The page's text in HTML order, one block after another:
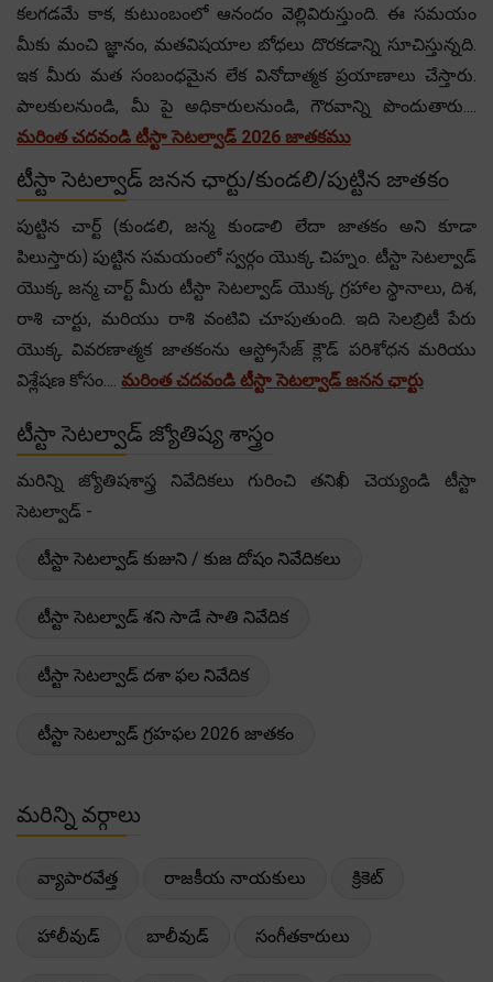
కలగడమే కాక, కుటుంబంలో ఆనందం వెల్లివిరుస్తుంది. ఈ సమయం
మీకు మంచి జ్ఞానం, మతవిషయాల బోధలు దొరకడాన్ని సూచిస్తున్నది.
ఇక మీరు మత సంబంధమైన లేక వినోదాత్మక ప్రయాణాలు చేస్తారు.
పాలకులనుండి, మీ పై అధికారులనుండి, గౌరవాన్ని పొందుతారు....
మరింత చదవండి టీస్టా సెటల్వాడ్ 2026 జాతకము
టీస్టా సెటల్వాడ్ జనన ఛార్టు/కుండలి/పుట్టిన జాతకం
పుట్టిన చార్ట్ (కుండలి, జన్మ కుండాలి లేదా జాతకం అని కూడా
పిలుస్తారు) పుట్టిన సమయంలో స్వర్గం యొక్క చిహ్నం. టీస్టా సెటల్వాడ్
యొక్క జన్మ చార్ట్ మీరు టీస్టా సెటల్వాడ్ యొక్క గ్రహాల స్థానాలు, దిశ,
రాశి చార్టు, మరియు రాశి వంటివి చూపుతుంది. ఇది సెలబ్రిటీ పేరు
యొక్క వివరణాత్మక జాతకంను ఆస్ట్రోసేజ్ క్లౌడ్ పరిశోధన మరియు
విశ్లేషణ కోసం.... మరింత చదవండి టీస్టా సెటల్వాడ్ జనన ఛార్టు
టీస్టా సెటల్వాడ్ జ్యోతిష్య శాస్త్రం
మరిన్ని జ్యోతిషశాస్త్ర నివేదికలు గురించి తనిఖీ చెయ్యండి టీస్టా
సెటల్వాడ్ -
టీస్టా సెటల్వాడ్ కుజుని / కుజ దోషం నివేదికలు
టీస్టా సెటల్వాడ్ శని సాడే సాతి నివేదిక
టీస్టా సెటల్వాడ్ దశా ఫల నివేదిక
టీస్టా సెటల్వాడ్ గ్రహఫల 2026 జాతకం
మరిన్ని వర్గాలు
వ్యాపారవేత్త రాజకీయ నాయకులు క్రికెట్
హాలీవుడ్ బాలీవుడ్ సంగీతకారులు